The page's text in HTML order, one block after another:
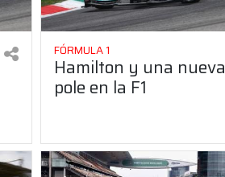
FÓRMULA 1
Hamilton y una nueva
pole en la F1